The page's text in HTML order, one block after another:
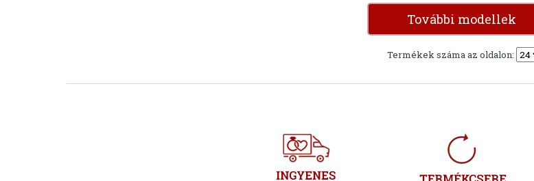
További modellek
Termékek száma az oldalon: